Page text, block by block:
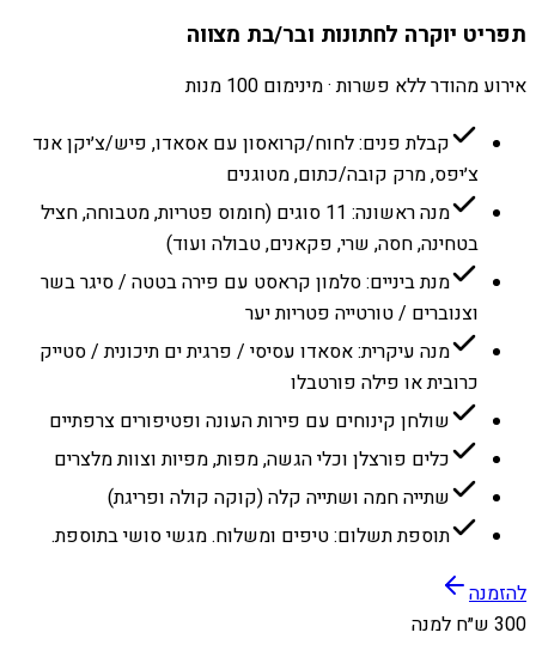
תפריט יוקרה לחתונות ובר/בת מצווה
אירוע מהודר ללא פשרות · מינימום 100 מנות
קבלת פנים: לחוח/קרואסון עם אסאדו, פיש/צ׳יקן אנד
צ׳יפס, מרק קובה/כתום, מטוגנים
מנה ראשונה: 11 סוגים (חומוס פטריות, מטבוחה, חציל
בטחינה, חסה, שרי, פקאנים, טבולה ועוד)
מנת ביניים: סלמון קראסט עם פירה בטטה / סיגר בשר
וצנוברים / טורטייה פטריות יער
מנה עיקרית: אסאדו עסיסי / פרגית ים תיכונית / סטייק
כרובית או פילה פורטבלו
שולחן קינוחים עם פירות העונה ופטיפורים צרפתיים
כלים פורצלן וכלי הגשה, מפות, מפיות וצוות מלצרים
שתייה חמה ושתייה קלה (קוקה קולה ופריגת)
תוספת תשלום: טיפים ומשלוח. מגשי סושי בתוספת.
להזמנה
300 ש״ח למנה